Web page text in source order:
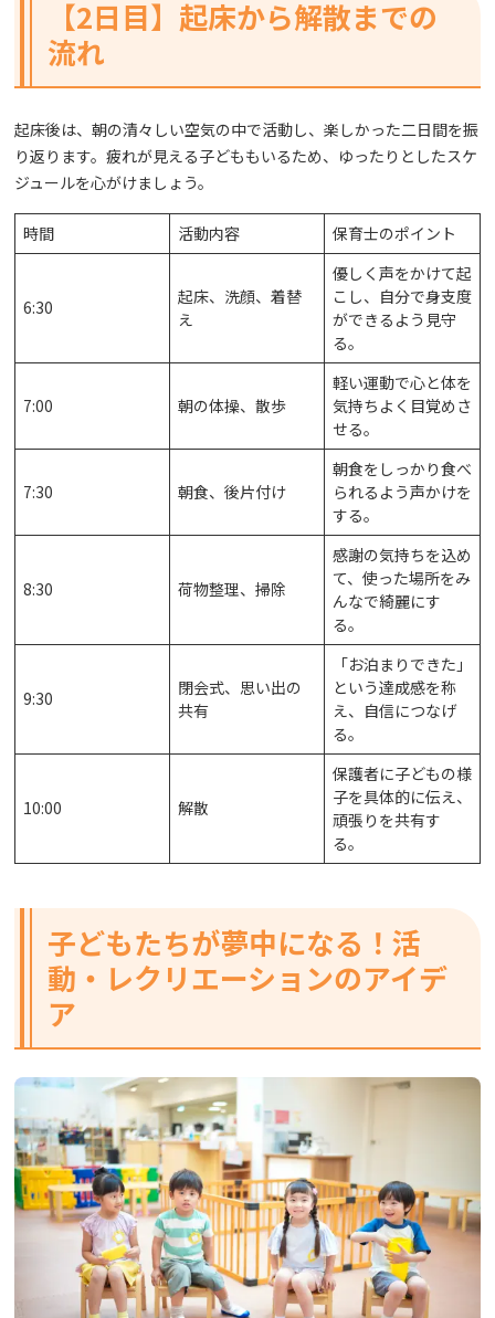
【2日目】起床から解散までの
流れ
起床後は、朝の清々しい空気の中で活動し、楽しかった二日間を振
り返ります。疲れが見える子どももいるため、ゆったりとしたスケ
ジュールを心がけましょう。
時間 活動内容 保育士のポイント
6:30
起床、洗顔、着替
え
優しく声をかけて起
こし、自分で身支度
ができるよう見守
る。
7:00 朝の体操、散歩
軽い運動で心と体を
気持ちよく目覚めさ
せる。
7:30 朝食、後片付け
朝食をしっかり食べ
られるよう声かけを
する。
8:30 荷物整理、掃除
感謝の気持ちを込め
て、使った場所をみ
んなで綺麗にす
る。
9:30
閉会式、思い出の
共有
「お泊まりできた」
という達成感を称
え、自信につなげ
る。
10:00 解散
保護者に子どもの様
子を具体的に伝え、
頑張りを共有す
る。
子どもたちが夢中になる！活
動・レクリエーションのアイデ
ア